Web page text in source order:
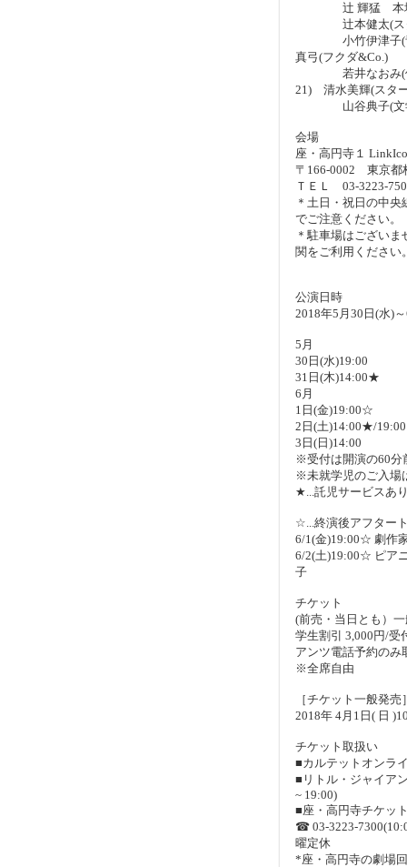
辻 輝猛 本城
辻本健太(スタ
小竹伊津子(青
真弓(フクダ&Co.)
若井なおみ(俳
21) 清水美輝(スタ
山谷典子(文
会場
座・高円寺１
〒166-0002 東京都
ＴＥＬ 03-3223-
＊土日・祝日の中
でご注意ください。
＊駐車場はござい
関をご利用ください
公演日時
2018年5月30日(水)
5月
30日(水)19:00
31日(木)14:00★
6月
1日(金)19:00☆
2日(土)14:00★/
3日(日)14:00
※受付は開演の60分
※未就学児のご入場
★...託児サービスあ
☆...終演後アフター
6/1(金)19:00☆ 劇作
6/2(土)19:00☆ ピア
子
チケット
(前売・当日とも）
学生割引 3,000円/受
アンツ電話予約のみ
※全席自由
［チケット一般発売
2018年 4月1日( 日
チケット取扱い
■カルテットオンラ
■リトル・ジャイア
~ 19:00)
■座・高円寺チケッ
☎ 03-3223-
曜定休
*座・高円寺の劇場